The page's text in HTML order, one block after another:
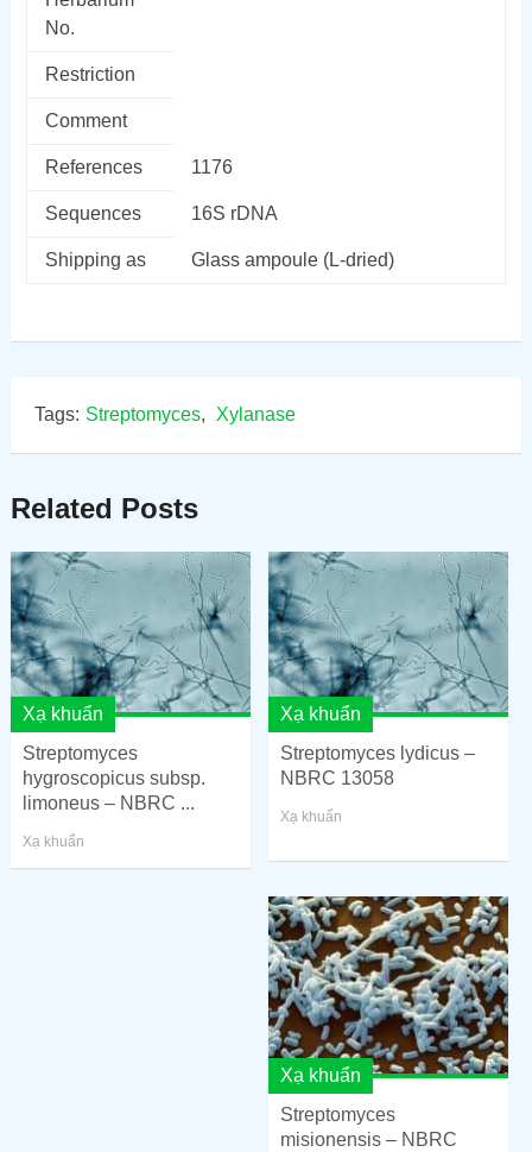
No.
Restriction
Comment
References 1176
Sequences 16S rDNA
Shipping as Glass ampoule (L-dried)
Tags: Streptomyces, Xylanase
Related Posts
Xạ khuẩn
Streptomyces
hygroscopicus subsp.
limoneus – NBRC ...
Xạ khuẩn
Xạ khuẩn
Streptomyces lydicus –
NBRC 13058
Xạ khuẩn
Xạ khuẩn
Streptomyces
misionensis – NBRC